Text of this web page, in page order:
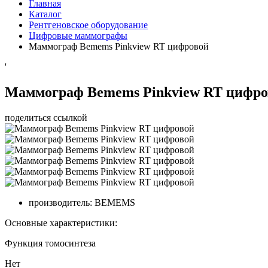
Главная
Каталог
Рентгеновское оборудование
Цифровые маммографы
Маммограф Bemems Pinkview RT цифровой
'
Маммограф Bemems Pinkview RT
поделиться ссылкой
производитель: BEMEMS
Основные характеристики:
Функция томосинтеза
Нет